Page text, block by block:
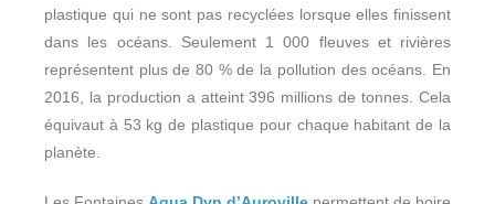
plastique qui ne sont pas recyclées lorsque elles finissent
dans les océans. Seulement 1 000 fleuves et rivières
représentent plus de 80 % de la pollution des océans. En
2016, la production a atteint 396 millions de tonnes. Cela
équivaut à 53 kg de plastique pour chaque habitant de la
planète.